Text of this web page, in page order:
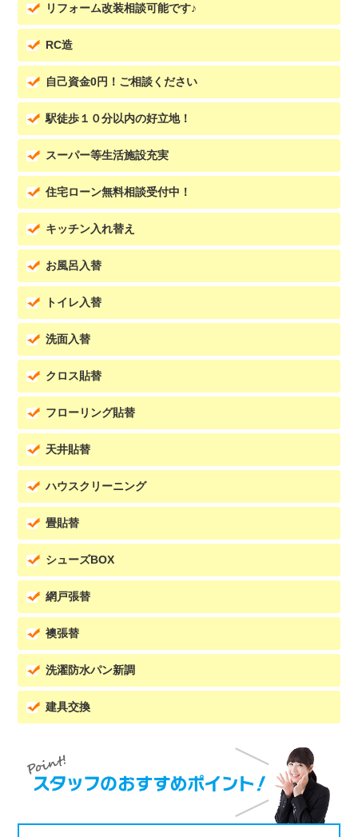
リフォーム改装相談可能です♪
RC造
自己資金0円！ご相談ください
駅徒歩１０分以内の好立地！
スーパー等生活施設充実
住宅ローン無料相談受付中！
キッチン入れ替え
お風呂入替
トイレ入替
洗面入替
クロス貼替
フローリング貼替
天井貼替
ハウスクリーニング
畳貼替
シューズBOX
網戸張替
襖張替
洗濯防水パン新調
建具交換